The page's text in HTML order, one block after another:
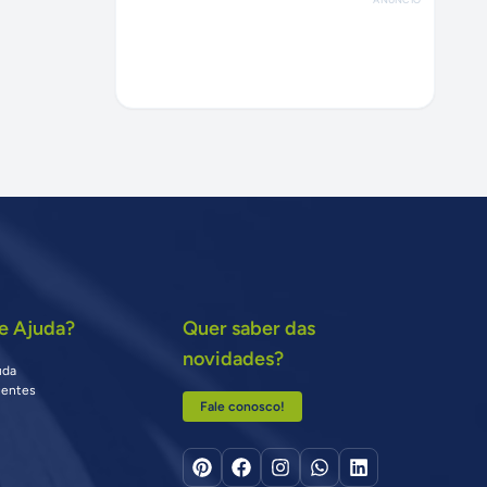
Ajuda?
Quer saber das
novidades?
Fale conosco!